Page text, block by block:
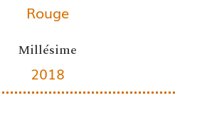
Rouge
Millésime
2018